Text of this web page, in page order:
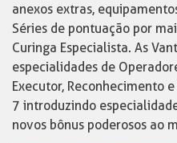
anexos extras,
Séries de pontuação por
Curinga Especialista. As
especialidades de
Executor, Reconhecimento
7 introduzindo
novos bônus poderosos ao